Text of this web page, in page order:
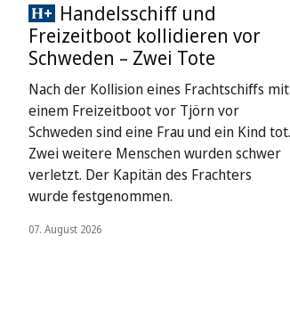
Handelsschiff und
Freizeitboot kollidieren vor
Schweden – Zwei Tote
Nach der Kollision eines Frachtschiffs mit
einem Freizeitboot vor Tjörn vor
Schweden sind eine Frau und ein Kind tot.
Zwei weitere Menschen wurden schwer
verletzt. Der Kapitän des Frachters
wurde festgenommen.
07. August 2026